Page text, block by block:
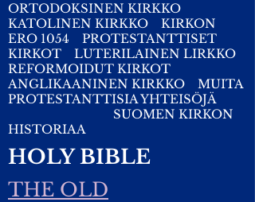
ORTODOKSINEN KIRKKO
KATOLINEN KIRKKO
KIRKON
ERO 1054
PROTESTANTTISET
KIRKOT
LUTERILAINEN LIRKKO
REFORMOIDUT KIRKOT
ANGLIKAANINEN KIRKKO
MUITA
PROTESTANTTISIA YHTEISÖJÄ
SUOMEN KIRKON
HISTORIAA
HOLY BIBLE
THE OLD